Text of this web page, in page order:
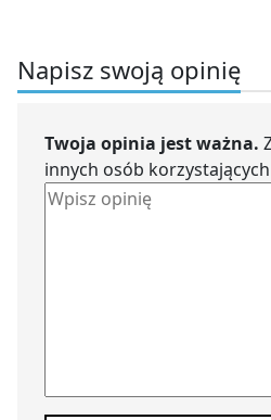
Napisz swoją opinię
Twoja opinia jest ważna.
innych osób